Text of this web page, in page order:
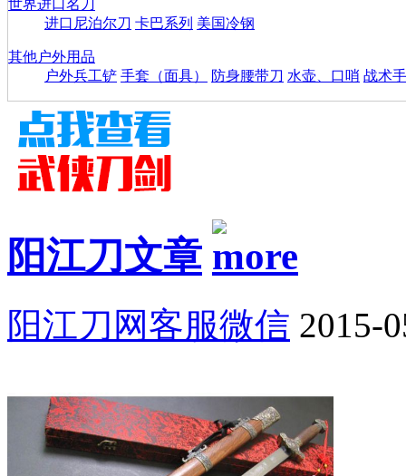
世界进口名刀
进口尼泊尔刀 卡巴系列 美国冷钢
其他户外用品
户外兵工铲 手套（面具） 防身腰带刀 水壶、口哨 战术
阳江刀文章
阳江刀网客服微信 2015-